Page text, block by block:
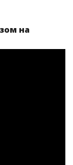
на